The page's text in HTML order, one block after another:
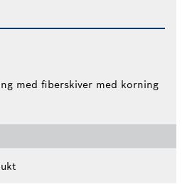
med fiberskiver med korning